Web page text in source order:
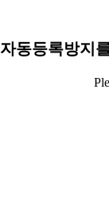
자동등록방지